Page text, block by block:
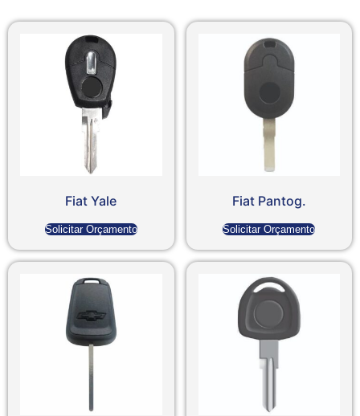
Fiat Yale
Solicitar Orçamento
Fiat Pantog.
Solicitar Orçamento